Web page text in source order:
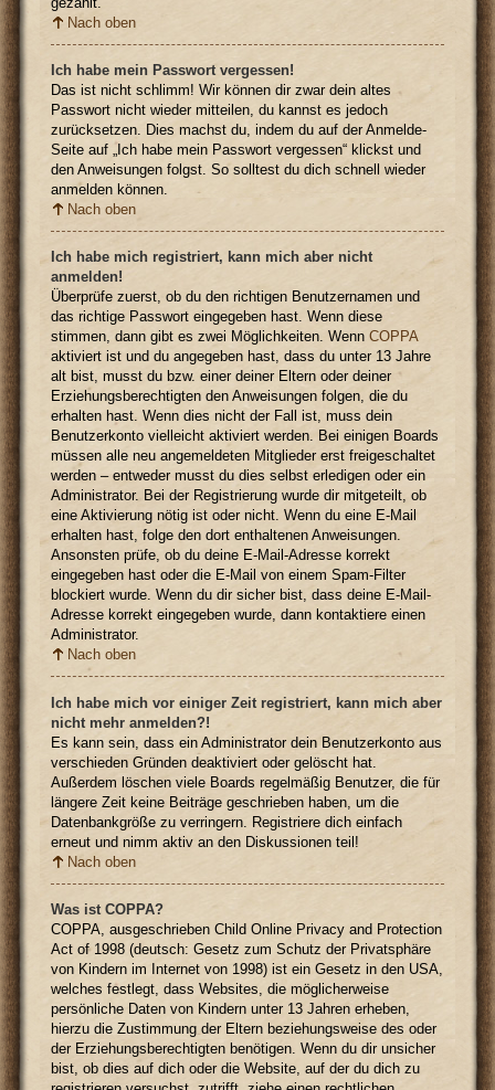
Nach oben
Ich habe mein Passwort vergessen!
Das ist nicht schlimm! Wir können dir zwar dein altes
Passwort nicht wieder mitteilen, du kannst es jedoch
zurücksetzen. Dies machst du, indem du auf der Anmelde-
Seite auf „Ich habe mein Passwort vergessen“ klickst und
den Anweisungen folgst. So solltest du dich schnell wieder
anmelden können.
Nach oben
Ich habe mich registriert, kann mich aber nicht
anmelden!
Überprüfe zuerst, ob du den richtigen Benutzernamen und
das richtige Passwort eingegeben hast. Wenn diese
stimmen, dann gibt es zwei Möglichkeiten. WennCOPPA
aktiviert ist und du angegeben hast, dass du unter 13 Jahre
alt bist, musst du bzw. einer deiner Eltern oder deiner
Erziehungsberechtigten den Anweisungen folgen, die du
erhalten hast. Wenn dies nicht der Fall ist, muss dein
Benutzerkonto vielleicht aktiviert werden. Bei einigen Boards
müssen alle neu angemeldeten Mitglieder erst freigeschaltet
werden – entweder musst du dies selbst erledigen oder ein
Administrator. Bei der Registrierung wurde dir mitgeteilt, ob
eine Aktivierung nötig ist oder nicht. Wenn du eine E-Mail
erhalten hast, folge den dort enthaltenen Anweisungen.
Ansonsten prüfe, ob du deine E-Mail-Adresse korrekt
eingegeben hast oder die E-Mail von einem Spam-Filter
blockiert wurde. Wenn du dir sicher bist, dass deine E-Mail-
Adresse korrekt eingegeben wurde, dann kontaktiere einen
Administrator.
Nach oben
Ich habe mich vor einiger Zeit registriert, kann mich aber
nicht mehr anmelden?!
Es kann sein, dass ein Administrator dein Benutzerkonto aus
verschieden Gründen deaktiviert oder gelöscht hat.
Außerdem löschen viele Boards regelmäßig Benutzer, die für
längere Zeit keine Beiträge geschrieben haben, um die
Datenbankgröße zu verringern. Registriere dich einfach
erneut und nimm aktiv an den Diskussionen teil!
Nach oben
Was ist COPPA?
COPPA, ausgeschrieben Child Online Privacy and Protection
Act of 1998 (deutsch: Gesetz zum Schutz der Privatsphäre
von Kindern im Internet von 1998) ist ein Gesetz in den USA,
welches festlegt, dass Websites, die möglicherweise
persönliche Daten von Kindern unter 13 Jahren erheben,
hierzu die Zustimmung der Eltern beziehungsweise des oder
der Erziehungsberechtigten benötigen. Wenn du dir unsicher
bist, ob dies auf dich oder die Website, auf der du dich zu